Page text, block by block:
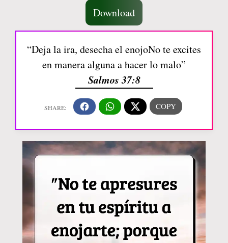
Download
“Deja la ira, desecha el enojoNo te excites
en manera alguna a hacer lo malo”
Salmos 37:8